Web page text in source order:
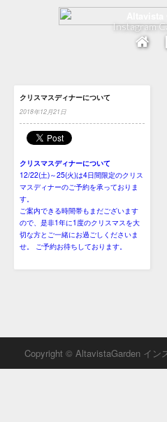
Instagram
クリスマスディナーについて
2018年12月21日
クリスマスディナーについて
12/22(土)～25(火)は4日間限定のクリス
マスディナーのご予約を承っておりま
す。
ご案内できる時間帯もまだございます
ので、是非1年に1度のクリスマスを大
切な方とご一緒にお過ごしくださいま
せ。 ご予約お待ちしております。
Copyright © AltavistaGarden イン